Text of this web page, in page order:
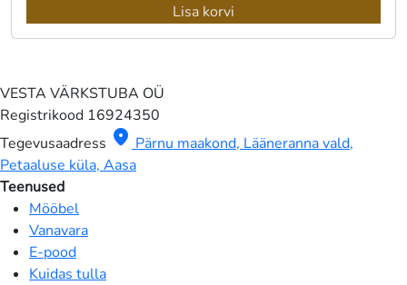
Lisa korvi
VESTA VÄRKSTUBA OÜ
Registrikood 16924350
Tegevusaadress location_on Pärnu maakond, Lääneranna vald,
Petaaluse küla, Aasa
Teenused
Mööbel
Vanavara
E-pood
Kuidas tulla